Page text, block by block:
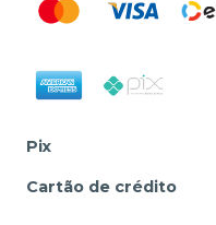
Pix
Cartão de crédito